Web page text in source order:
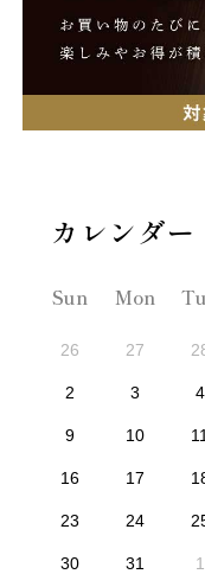
Sun Mon
26 27
2 3 4
9 10 11
16 17
23 24
30 31 1